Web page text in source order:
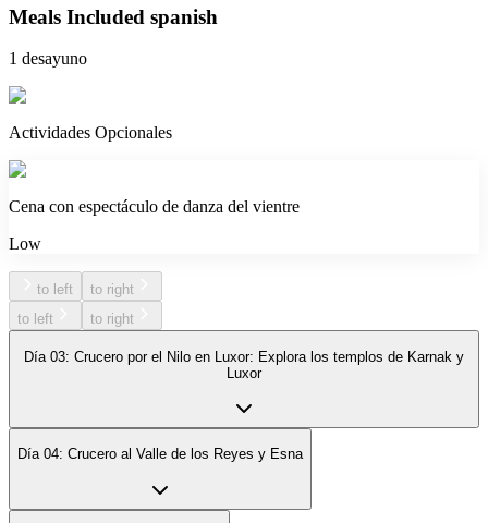
Meals Included spanish
1 desayuno
Actividades Opcionales
Cena con espectáculo de danza del vientre
Low
to left
to right
to left
to right
Día 03: Crucero por el Nilo en Luxor: Explora los templos de Karnak y
Luxor
Día 04: Crucero al Valle de los Reyes y Esna